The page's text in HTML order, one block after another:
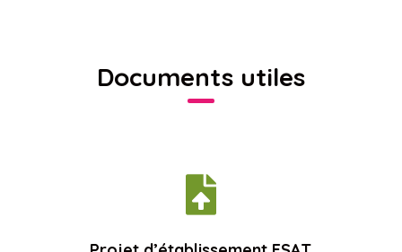
Documents utiles
